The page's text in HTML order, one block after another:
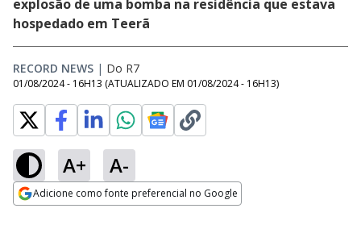
explosão de uma bomba na residência que estava
hospedado em Teerã
RECORD NEWS | Do R7
01/08/2024 - 16H13 (ATUALIZADO EM 01/08/2024 - 16H13)
A+ A-
Adicione como fonte preferencial no Google
Ativar
Loaded:
49.29%